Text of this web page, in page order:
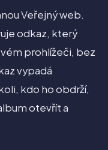
Veřejný web.
odkaz, který
prohlížeči, bez
vypadá
kdo ho obdrží,
otevřít a